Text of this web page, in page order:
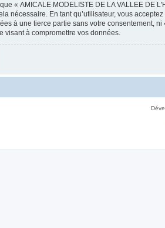
« AMICALE MODELISTE DE LA VALLEE DE
nécessaire. En tant qu’utilisateur, vous
à une tierce partie sans votre consentement,
visant à compromettre vos données.